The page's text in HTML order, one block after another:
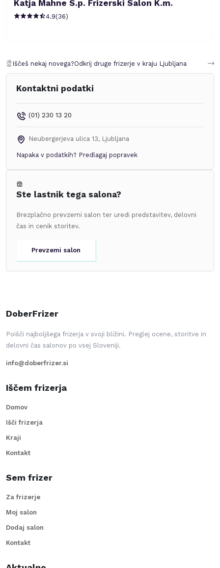
Katja Mahne S.p. Frizerski Salon K.m.
4.9(36)
Iščeš nekaj novega?Odkrij druge frizerje v kraju Ljubljana
Kontaktni podatki
(01) 230 13 20
Neubergerjeva ulica 13, Ljubljana
Napaka v podatkih? Predlagaj popravek
Ste lastnik tega salona?
Brezplačno prevzemi salon ter uredi predstavitev, delovni
čas in cenik storitev.
Prevzemi salon
DoberFrizer
Poišči najboljšega frizerja v svoji bližini. Preglej ocene, storitve in
delovni čas salonov po vsej Sloveniji.
info@doberfrizer.si
Iščem frizerja
Domov
Išči frizerja
Kraji
Kontakt
Sem frizer
Za frizerje
Moj salon
Dodaj salon
Kontakt